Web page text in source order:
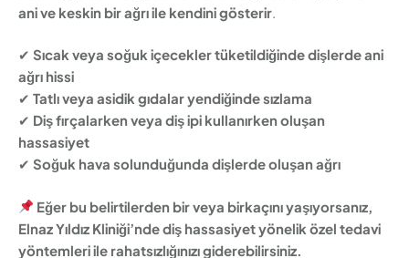
ani ve keskin bir ağrı ile kendini gösterir
✔ Sıcak veya soğuk içecekler tüketildiğinde dişlerde ani
ağrı hissi
✔ Tatlı veya asidik gıdalar yendiğinde sızlama
✔ Diş fırçalarken veya diş ipi kullanırken oluşan
hassasiyet
✔ Soğuk hava solunduğunda dişlerde oluşan ağrı
Eğer bu belirtilerden bir veya birkaçını yaşıyorsanız,
Elnaz Yıldız Kliniği’nde diş hassasiyet yönelik özel tedavi
yöntemleri ile rahatsızlığınızı giderebilirsiniz.